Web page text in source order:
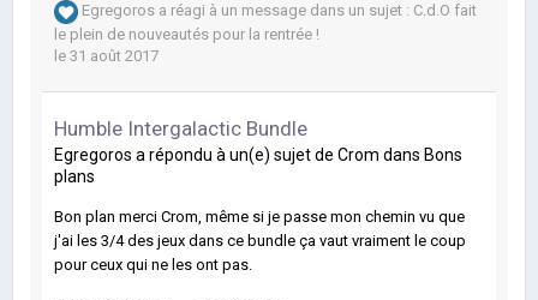
Egregoros a réagi à un message dans un sujet : C.d.O fait
le plein de nouveautés pour la rentrée !
le 31 août 2017
Humble Intergalactic Bundle
Egregoros a répondu à un(e) sujet de Crom dans Bons
plans
Bon plan merci Crom, même si je passe mon chemin vu que
j'ai les 3/4 des jeux dans ce bundle ça vaut vraiment le coup
pour ceux qui ne les ont pas.